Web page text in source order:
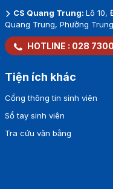
CS Quang Trung: Lô 10,
Quang Trung, Phường
HOTLINE : 028
Tiện ích khác
Cổng thông tin sinh viên
Sổ tay sinh viên
Tra cứu văn bằng